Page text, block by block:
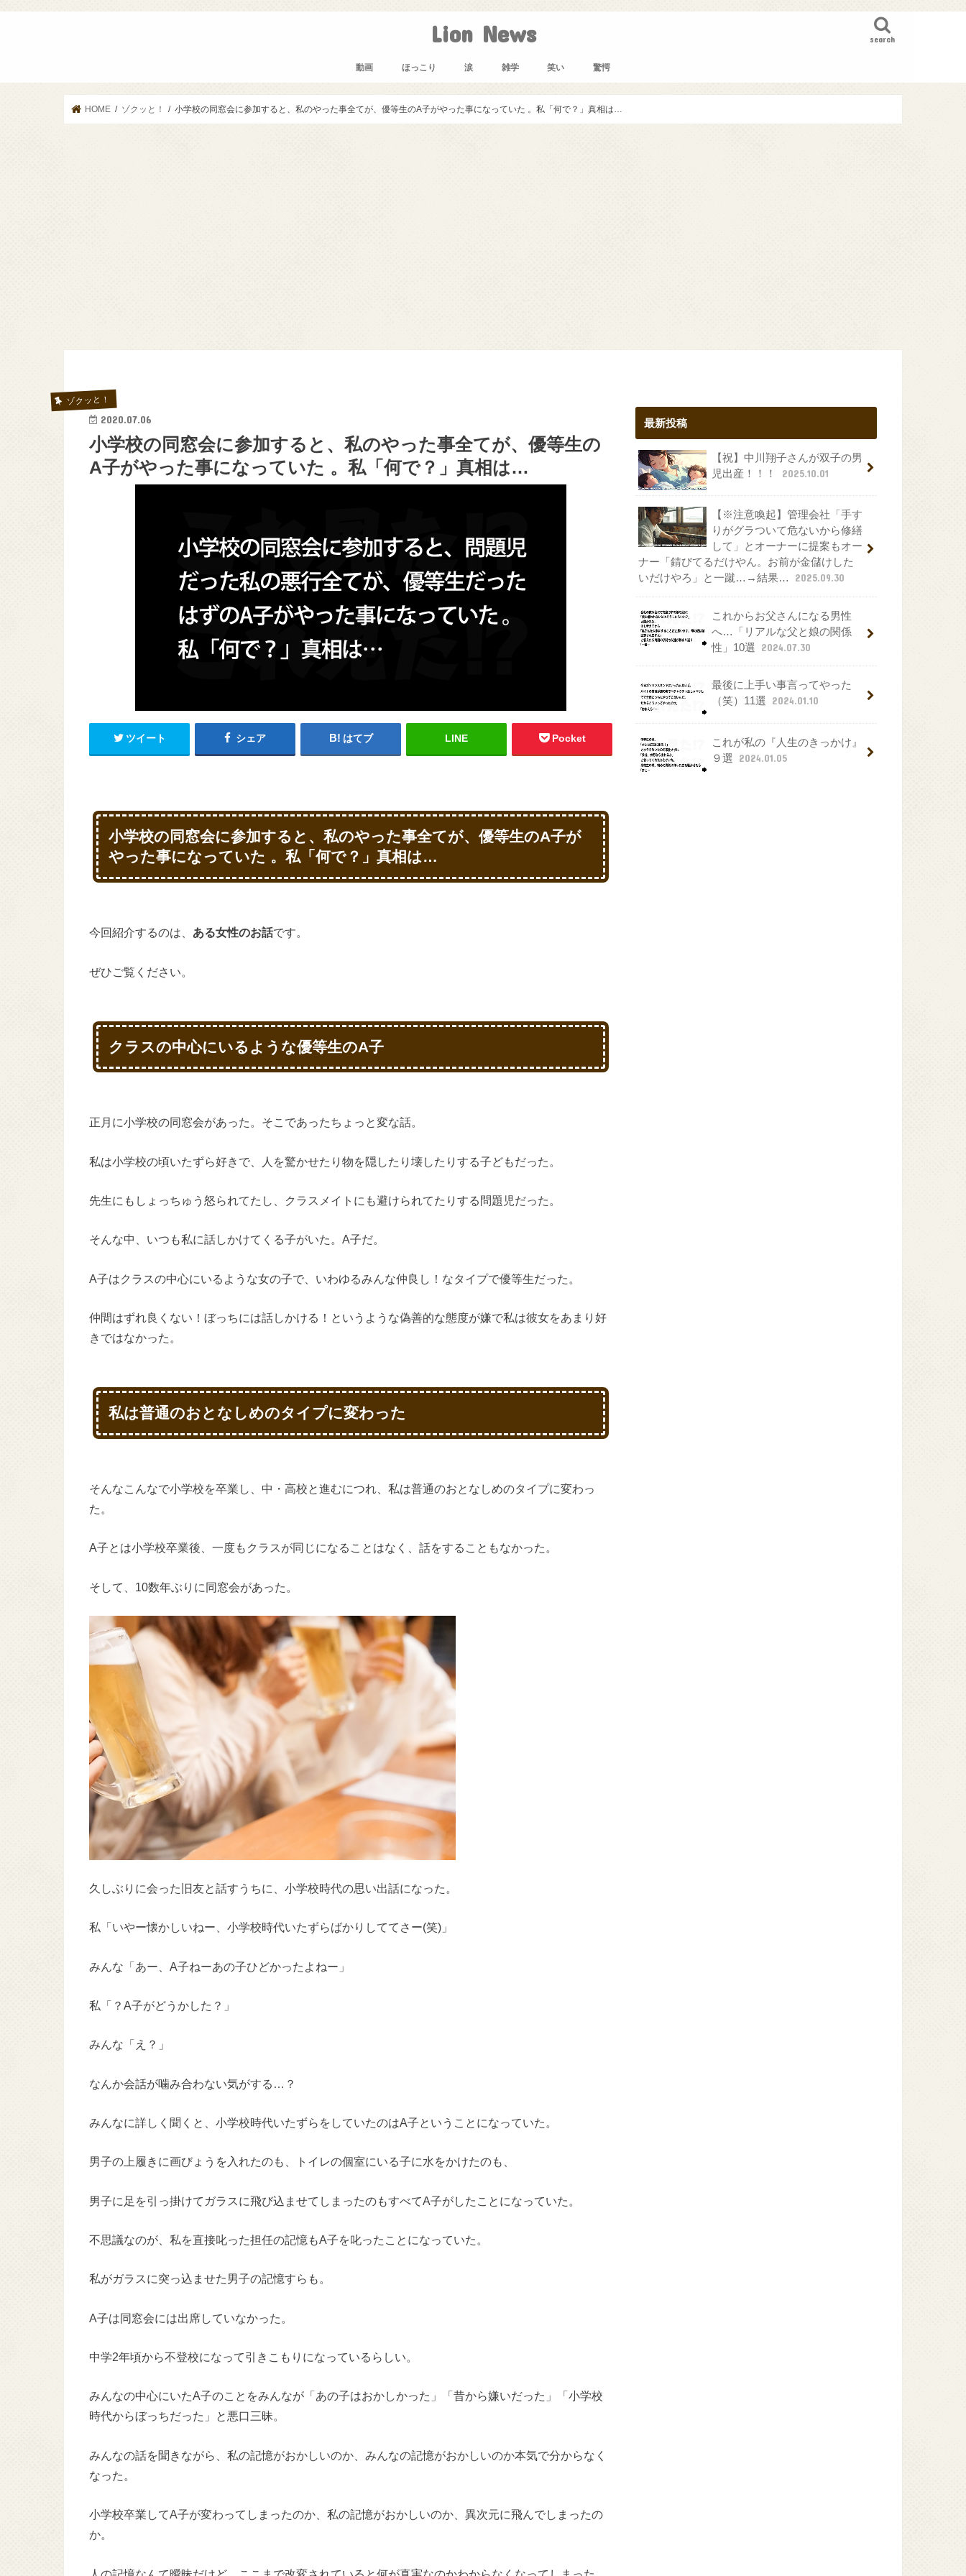
Lion News search
動画 ほっこり 涙 雑学 笑い 驚愕
HOME ゾクッと！ 小学校の同窓会に参加すると、私のやった事全てが、優等生のA子がやった事になっていた 。私「何で？」真相は…
ゾクッと！
2020.07.06
小学校の同窓会に参加すると、私のやった事全てが、優等生の
A子がやった事になっていた 。私「何で？」真相は…
ツイート シェア はてブ LINE Pocket
小学校の同窓会に参加すると、私のやった事全てが、優等生のA子が
やった事になっていた 。私「何で？」真相は…
今回紹介するのは、 ある女性のお話です。
ぜひご覧ください。
クラスの中心にいるような優等生のA子
正月に小学校の同窓会があった。そこであったちょっと変な話。
私は小学校の頃いたずら好きで、人を驚かせたり物を隠したり壊したりする子どもだった。
先生にもしょっちゅう怒られてたし、クラスメイトにも避けられてたりする問題児だった。
そんな中、いつも私に話しかけてくる子がいた。A子だ。
A子はクラスの中心にいるような女の子で、いわゆるみんな仲良し！なタイプで優等生だった。
仲間はずれ良くない！ぼっちには話しかける！というような偽善的な態度が嫌で私は彼女をあまり好
きではなかった。
私は普通のおとなしめのタイプに変わった
そんなこんなで小学校を卒業し、中・高校と進むにつれ、私は普通のおとなしめのタイプに変わっ
た。
A子とは小学校卒業後、一度もクラスが同じになることはなく、話をすることもなかった。
そして、10数年ぶりに同窓会があった。
久しぶりに会った旧友と話すうちに、小学校時代の思い出話になった。
私「いやー懐かしいねー、小学校時代いたずらばかりしててさー(笑)」
みんな「あー、A子ねーあの子ひどかったよねー」
私「？A子がどうかした？」
みんな「え？」
なんか会話が噛み合わない気がする…？
みんなに詳しく聞くと、小学校時代いたずらをしていたのはA子ということになっていた。
男子の上履きに画びょうを入れたのも、トイレの個室にいる子に水をかけたのも、
男子に足を引っ掛けてガラスに飛び込ませてしまったのもすべてA子がしたことになっていた。
不思議なのが、私を直接叱った担任の記憶もA子を叱ったことになっていた。
私がガラスに突っ込ませた男子の記憶すらも。
A子は同窓会には出席していなかった。
中学2年頃から不登校になって引きこもりになっているらしい。
みんなの中心にいたA子のことをみんなが「あの子はおかしかった」「昔から嫌いだった」「小学校
時代からぼっちだった」と悪口三昧。
みんなの話を聞きながら、私の記憶がおかしいのか、みんなの記憶がおかしいのか本気で分からなく
なった。
小学校卒業してA子が変わってしまったのか、私の記憶がおかしいのか、異次元に飛んでしまったの
か。
最新投稿
【祝】中川翔子さんが双子の男
児出産！！！
2025.10.01
【※注意喚起】管理会社「手す
りがグラついて危ないから修繕
して」とオーナーに提案もオー
ナー「錆びてるだけやん。お前が金儲けした
いだけやろ」と一蹴…→結果…
2025.09.30
これからお父さんになる男性
へ…「リアルな父と娘の関係
性」10選
2024.07.30
最後に上手い事言ってやった
（笑）11選
2024.01.10
これが私の『人生のきっかけ』
９選
2024.01.05